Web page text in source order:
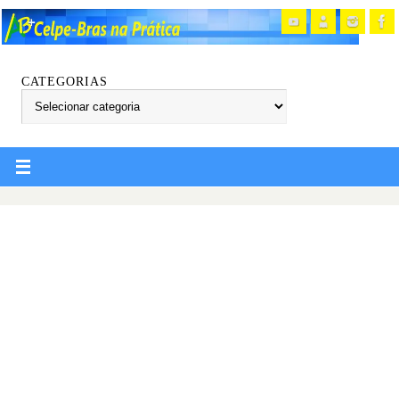
CATEGORIAS